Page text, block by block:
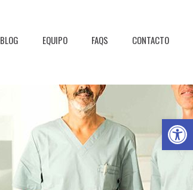
BLOG EQUIPO FAQS CONTACTO